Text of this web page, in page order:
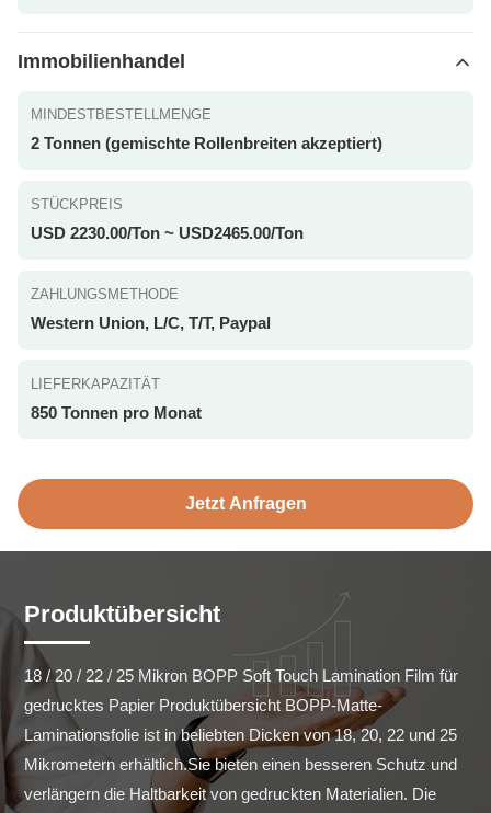
Immobilienhandel
MINDESTBESTELLMENGE
2 Tonnen (gemischte Rollenbreiten akzeptiert)
STÜCKPREIS
USD 2230.00/Ton ~ USD2465.00/Ton
ZAHLUNGSMETHODE
Western Union, L/C, T/T, Paypal
LIEFERKAPAZITÄT
850 Tonnen pro Monat
Jetzt Anfragen
Produktübersicht
18 / 20 / 22 / 25 Mikron BOPP Soft Touch Lamination Film für
gedrucktes Papier Produktübersicht BOPP-Matte-
Laminationsfolie ist in beliebten Dicken von 18, 20, 22 und 25
Mikrometern erhältlich.Sie bieten einen besseren Schutz und
verlängern die Haltbarkeit von gedruckten Materialien. Die